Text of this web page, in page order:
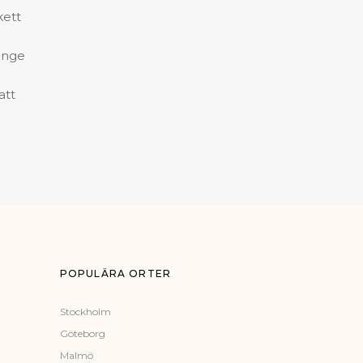
POPULÄRA ORTER
Stockholm
Göteborg
Malmö